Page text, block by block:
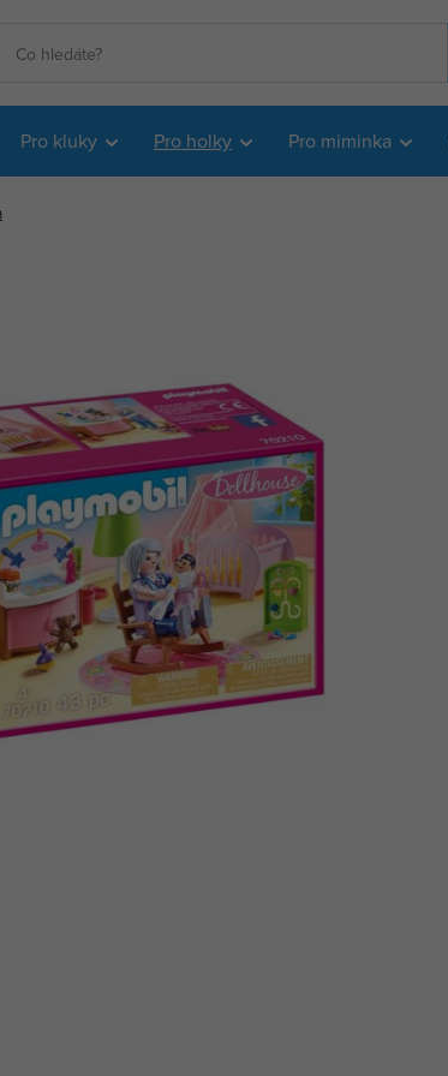
Pro kluky Pro holky Pro miminka